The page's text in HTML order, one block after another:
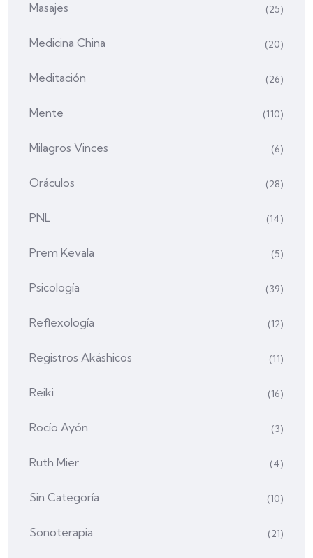
Masajes (25)
Medicina China (20)
Meditación (26)
Mente (110)
Milagros Vinces (6)
Oráculos (28)
PNL (14)
Prem Kevala (5)
Psicología (39)
Reflexología (12)
Registros Akáshicos (11)
Reiki (16)
Rocío Ayón (3)
Ruth Mier (4)
Sin Categoría (10)
Sonoterapia (21)